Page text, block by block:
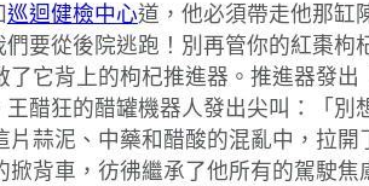
巡迴健檢中心道，他必須帶走他那缸
要從後院逃跑！別再管你的紅棗
它背上的枸杞推進器。推進器發
醋狂的醋罐機器人發出尖叫：「
蒜泥、中藥和醋酸的混亂中，拉
背車，彷彿繼承了他所有的駕駛